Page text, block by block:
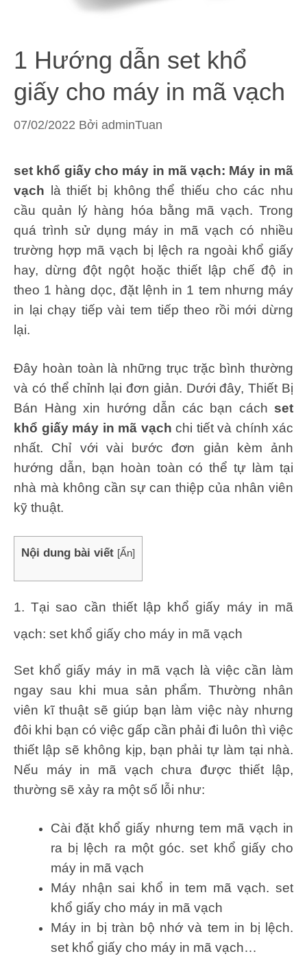
1 Hướng dẫn set khổ
giấy cho máy in mã vạch
07/02/2022 Bởi adminTuan
set khổ giấy cho máy in mã vạch: Máy in mã
vạch là thiết bị không thể thiếu cho các nhu
cầu quản lý hàng hóa bằng mã vạch. Trong
quá trình sử dụng máy in mã vạch có nhiều
trường hợp mã vạch bị lệch ra ngoài khổ giấy
hay, dừng đột ngột hoặc thiết lập chế độ in
theo 1 hàng dọc, đặt lệnh in 1 tem nhưng máy
in lại chạy tiếp vài tem tiếp theo rồi mới dừng
lại.
Đây hoàn toàn là những trục trặc bình thường
và có thể chỉnh lại đơn giản. Dưới đây, Thiết Bị
Bán Hàng xin hướng dẫn các bạn cách set
khổ giấy máy in mã vạch chi tiết và chính xác
nhất. Chỉ với vài bước đơn giản kèm ảnh
hướng dẫn, bạn hoàn toàn có thể tự làm tại
nhà mà không cần sự can thiệp của nhân viên
kỹ thuật.
Nội dung bài viết [Ẩn]
1. Tại sao cần thiết lập khổ giấy máy in mã
vạch: set khổ giấy cho máy in mã vạch
Set khổ giấy máy in mã vạch là việc cần làm
ngay sau khi mua sản phẩm. Thường nhân
viên kĩ thuật sẽ giúp bạn làm việc này nhưng
đôi khi bạn có việc gấp cần phải đi luôn thì việc
thiết lập sẽ không kịp, bạn phải tự làm tại nhà.
Nếu máy in mã vạch chưa được thiết lập,
thường sẽ xảy ra một số lỗi như:
Cài đặt khổ giấy nhưng tem mã vạch in
ra bị lệch ra một góc. set khổ giấy cho
máy in mã vạch
Máy nhận sai khổ in tem mã vạch. set
khổ giấy cho máy in mã vạch
Máy in bị tràn bộ nhớ và tem in bị lệch.
set khổ giấy cho máy in mã vạch…